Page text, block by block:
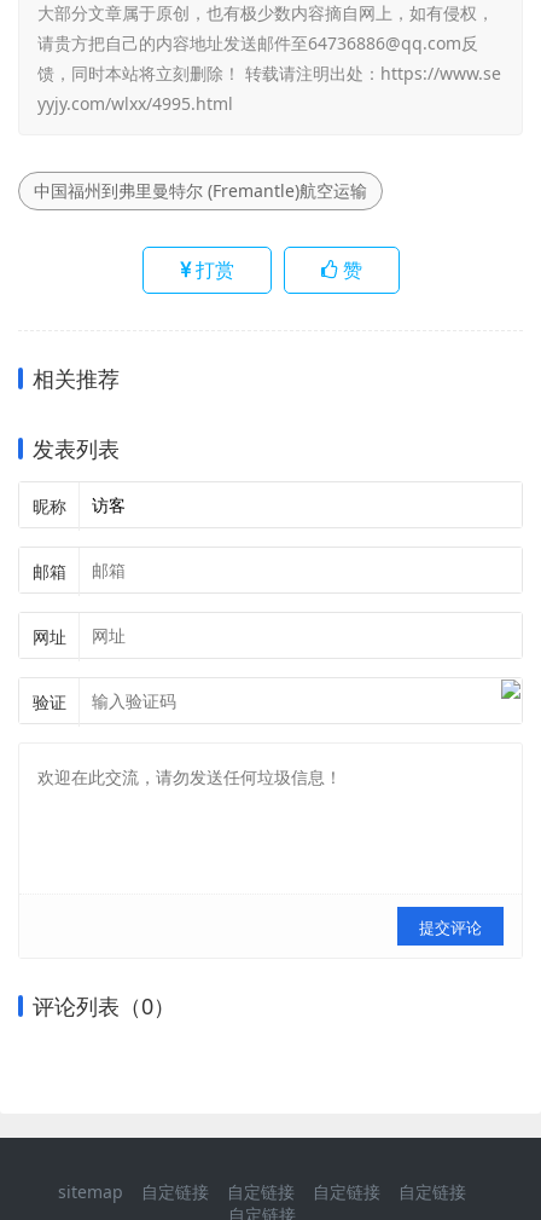
大部分文章属于原创，也有极少数内容摘自网上，如有侵权，
请贵方把自己的内容地址发送邮件至64736886@qq.com反
馈，同时本站将立刻删除！ 转载请注明出处： https://www.se
yyjy.com/wlxx/4995.html
中国福州到弗里曼特尔 (Fremantle)航空运输
打赏 赞
相关推荐
发表列表
昵称
邮箱
网址
验证
提交评论
评论列表（0）
sitemap 自定链接 自定链接 自定链接
自定链接
自定链接